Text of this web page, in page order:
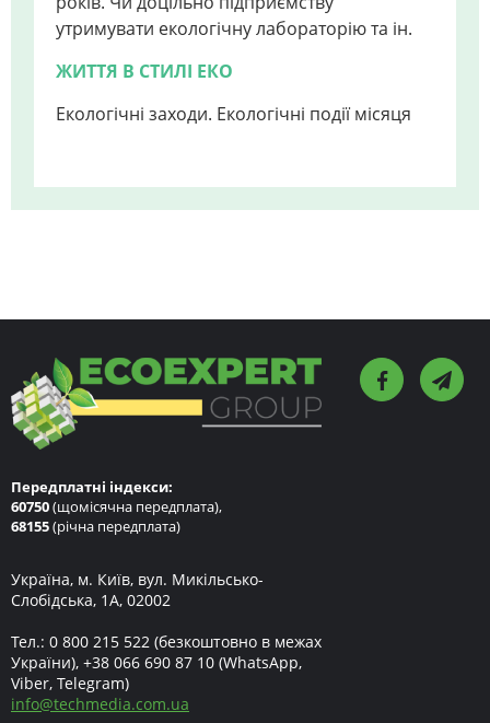
утримувати екологічну лабораторію та ін.
ЖИТТЯ В СТИЛІ ЕКО
Екологічні заходи. Екологічні події місяця
Передплатні індекси:
60750(щомісячна передплата),
68155(річна передплата)
Україна, м. Київ, вул. Микільсько-
Слобідська, 1А, 02002
Тел.: 0 800 215 522 (безкоштовно в межах
України), +38 066 690 87 10 (WhatsApp,
Viber, Telegram)
info@techmedia.com.ua